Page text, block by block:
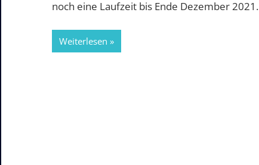
noch eine Laufzeit bis Ende Dezember 2021.
Weiterlesen